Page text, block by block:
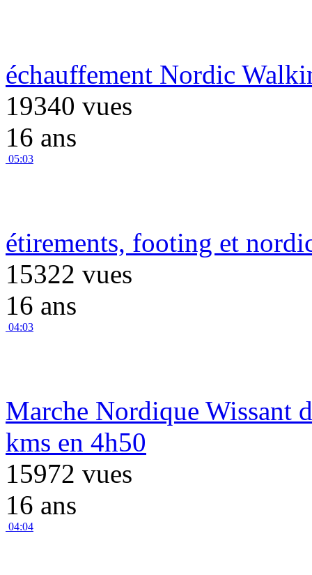
échauffement Nordic
19340 vues
16 ans
05:03
étirements, footing et
15322 vues
16 ans
04:03
Marche Nordique Wissant
kms en 4h50
15972 vues
16 ans
04:04